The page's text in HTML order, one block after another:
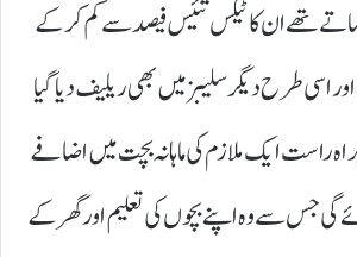
تھے ان کا ٹیکس تئیس فیصد سے کم کر کے
اسی طرح دیگر سلیبز میں بھی ریلیف دیا گیا
راست ایک ملازم کی ماہانہ بچت میں اضافے
جس سے وہ اپنے بچوں کی تعلیم اور گھر کے